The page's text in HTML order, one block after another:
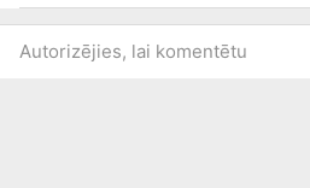
Autorizējies, lai komentētu